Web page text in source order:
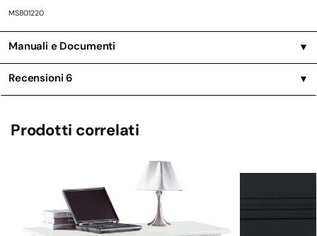
MS801220
Manuali e Documenti ▼
Recensioni6 ▼
Prodotti correlati